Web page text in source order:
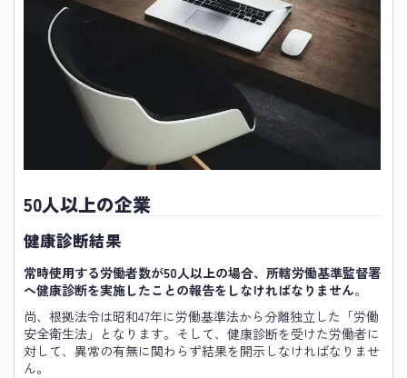
50人以上の企業
健康診断結果
常時使用する労働者数が50人以上の場合、所轄労働基準監督署
へ健康診断を実施したことの報告をしなければなりません。
尚、根拠法令は昭和47年に労働基準法から分離独立した「労働
安全衛生法」となります。そして、健康診断を受けた労働者に
対して、異常の有無に関わらず結果を開示しなければなりませ
ん。